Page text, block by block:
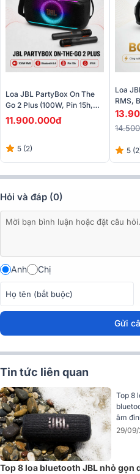
Loa JBL PartyBox On The
Go 2 Plus (100W, Pin 15h,
Kèm 2 Micro)
11.900.000đ
5 (2)
Loa
RMS,
34h)
5
Hỏi và đáp (0)
Anh Chị
Gửi
Tin tức liên quan
Top 8
âm
29/
Top 8 loa bluetooth JBL nhỏ gọn